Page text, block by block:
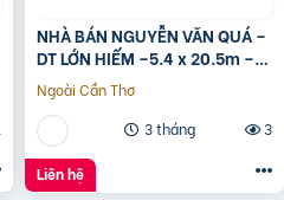
NHÀ BÁN NGUYỄN VĂN QUÁ –
DT LỚN HIẾM –5.4 x 20.5m –
GIÁ TỐT
Ngoài Cần Thơ
3 tháng
3
Liên hệ